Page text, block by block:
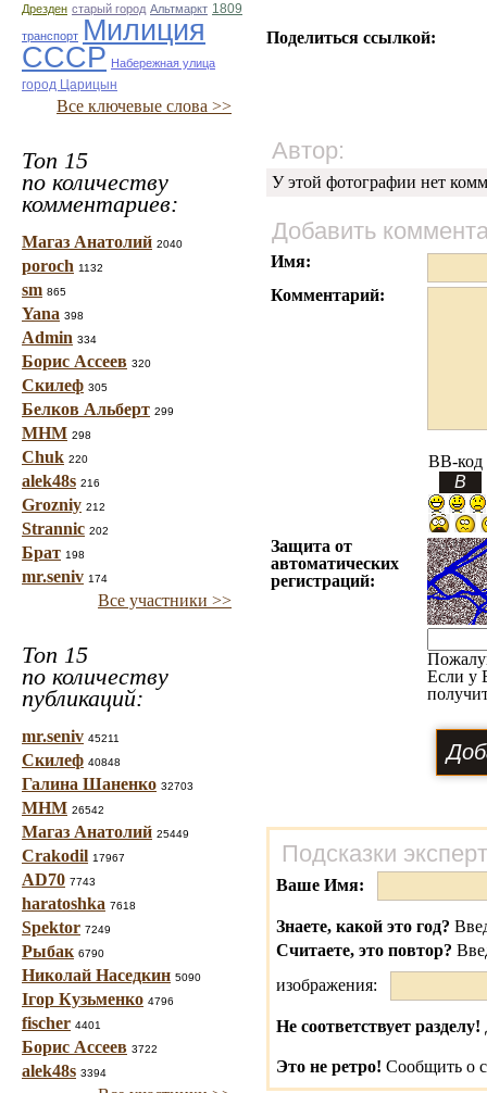
Дрезден старый город Альтмаркт 1809
транспорт Милиция
СССР Набережная улица
город Царицын
Все ключевые слова >>
Топ 15
по количеству
комментариев:
Магаз Анатолий 2040
poroch 1132
sm 865
Yana 398
Admin 334
Борис Ассеев 320
Скилеф 305
Белков Альберт 299
МНМ 298
Chuk 220
alek48s 216
Grozniy 212
Strannic 202
Брат 198
mr.seniv 174
Все участники >>
Топ 15
по количеству
публикаций:
mr.seniv 45211
Скилеф 40848
Галина Шаненко 32703
МНМ 26542
Магаз Анатолий 25449
Crakodil 17967
AD70 7743
haratoshka 7618
Spektor 7249
Рыбак 6790
Николай Наседкин 5090
Ігор Кузьменко 4796
fischer 4401
Борис Ассеев 3722
alek48s 3394
Поделиться ссылкой:
Автор:
У этой фотографии нет
Добавить
Имя:
Комментарий:
BB-код
Защита от
автоматических
регистраций:
Если у
Подсказки
Ваше Имя:
Знаете, какой это год?
Считаете, это повтор?
изображения:
Не соответствует разделу!
Это не ретро! Сообщить о